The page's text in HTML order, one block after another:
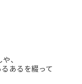
、
あるを綴って